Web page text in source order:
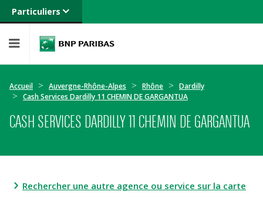
Particuliers
Banque privée
Entreprises
Accueil Auvergne-Rhône-Alpes Rhône
Dardilly
Cash Services Dardilly 11 CHEMIN DE GARGANTUA
CASH SERVICES DARDILLY 11 CHEMIN DE GARGANTUA
Rechercher une autre agence ou service sur la carte